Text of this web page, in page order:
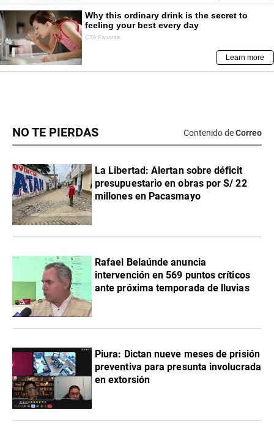
NO TE PIERDAS Contenido deCorreo
La Libertad: Alertan sobre déficit
presupuestario en obras por S/ 22
millones en Pacasmayo
Rafael Belaúnde anuncia
intervención en 569 puntos críticos
ante próxima temporada de lluvias
Piura: Dictan nueve meses de prisión
preventiva para presunta involucrada
en extorsión